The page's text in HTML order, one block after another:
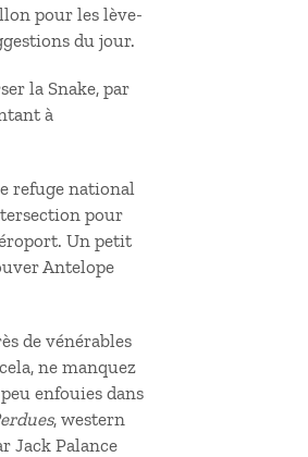
pour les lève-
du jour.
la Snake, par
à
refuge national
pour
Un petit
Antelope
de vénérables
ne manquez
enfouies dans
, western
Jack Palance